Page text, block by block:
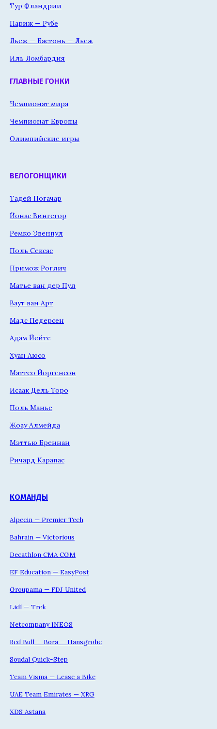
Тур Фландрии
Париж — Рубе
Льеж — Бастонь — Льеж
Иль Ломбардия
ГЛАВНЫЕ ГОНКИ
Чемпионат мира
Чемпионат Европы
Олимпийские игры
ВЕЛОГОНЩИКИ
Тадей Погачар
Йонас Вингегор
Ремко Эвенпул
Поль Сексас
Примож Роглич
Матье ван дер Пул
Ваут ван Арт
Мадс Педерсен
Адам Йейтс
Хуан Аюсо
Маттео Йоргенсон
Исаак Дель Торо
Поль Манье
Жоау Алмейда
Мэттью Бреннан
Ричард Карапас
КОМАНДЫ
Alpecin — Premier Tech
Bahrain — Victorious
Decathlon CMA CGM
EF Education — EasyPost
Groupama — FDJ United
Lidl — Trek
Netcompany INEOS
Red Bull — Bora — Hansgrohe
Soudal Quick-Step
Team Visma — Lease a Bike
UAE Team Emirates — XRG
XDS Astana